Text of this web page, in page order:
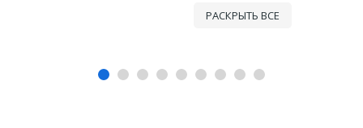
РАСКРЫТЬ ВСЕ